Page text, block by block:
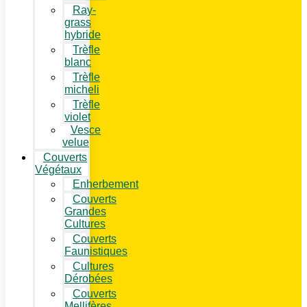
Ray-
grass
hybride
Trèfle
blanc
Trèfle
micheli
Trèfle
violet
Vesce
velue
Couverts
Végétaux
Enherbement
Couverts
Grandes
Cultures
Couverts
Faunistiques
Cultures
Dérobées
Couverts